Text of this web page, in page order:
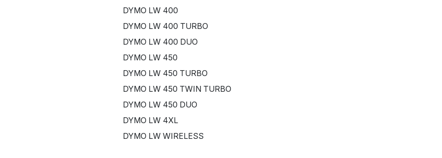
DYMO LW 400
DYMO LW 400 TURBO
DYMO LW 400 DUO
DYMO LW 450
DYMO LW 450 TURBO
DYMO LW 450 TWIN TURBO
DYMO LW 450 DUO
DYMO LW 4XL
DYMO LW WIRELESS